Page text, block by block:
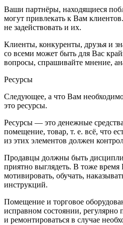
Ваши партнёры, находящиеся
могут привлекать к Вам
не задействовать и их.
Клиенты, конкуренты, друзья и
со всеми может быть для Вас
вопросы, спрашивайте мнение,
Ресурсы
Следующее, а что Вам
это ресурсы.
Ресурсы — это денежные
помещение, товар, т. е. всё, что
из этих элементов должен
Продавцы должны быть
приятно выглядеть. В тоже
мотивировать, обучать,
инструкций.
Помещение и торговое
исправном состоянии, регулярно
и ремонтироваться в случае